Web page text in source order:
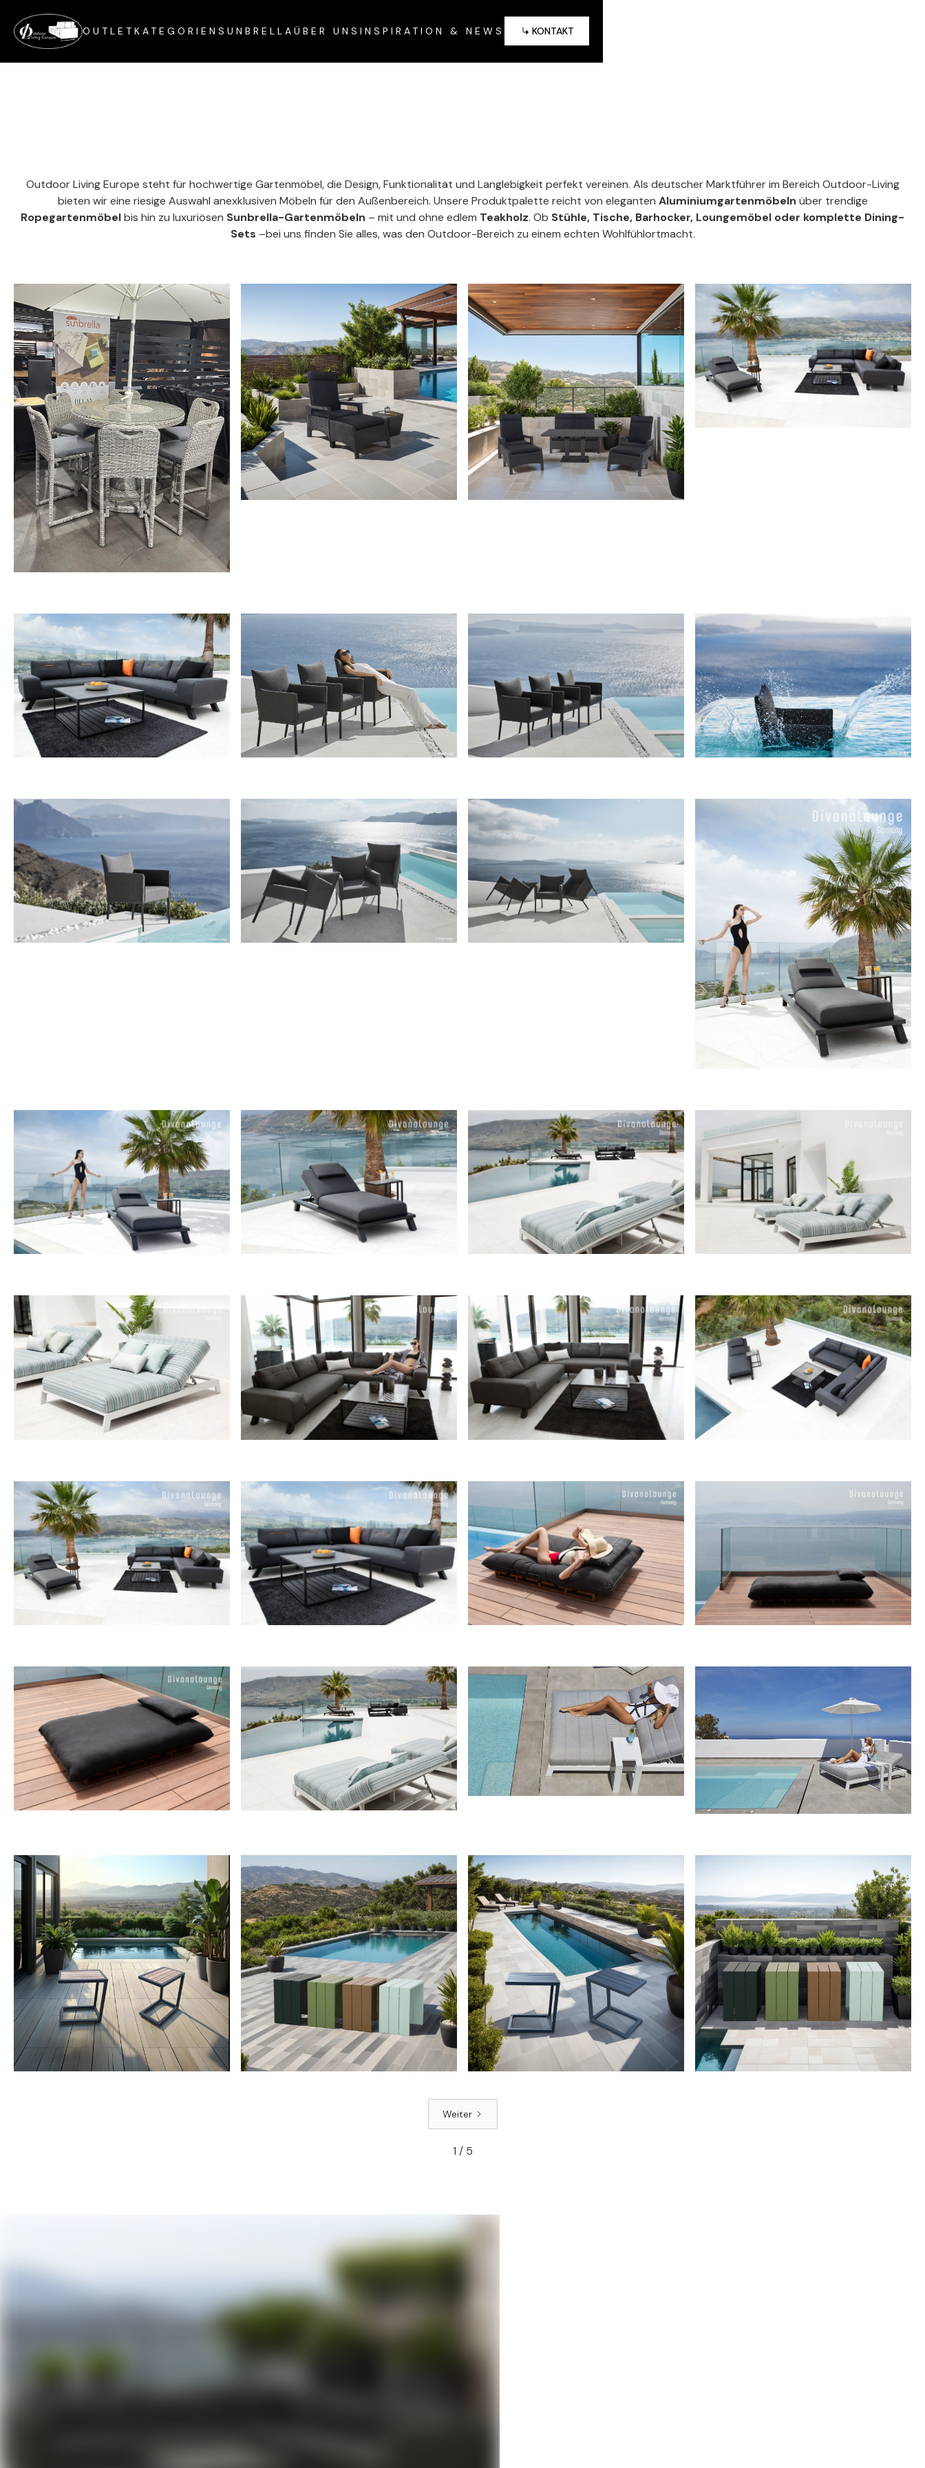
OUTLET KATEGORIEN SUNBRELLA ÜBER UNS INSPIRATION & NEWS
VIEW
KONTAKT
KONTAKT
Outdoor Living Europe steht für hochwertige Gartenmöbel, die Design, Funktionalität und Langlebigkeit perfekt vereinen. Als deutscher Marktführer im Bereich Outdoor-Living
bieten wir eine riesige Auswahl anexklusiven Möbeln für den Außenbereich. Unsere Produktpalette reicht von eleganten Aluminiumgartenmöbeln über trendige
Ropegartenmöbelbis hin zu luxuriösen Sunbrella-Gartenmöbeln – mit und ohne edlem Teakholz. Ob Stühle, Tische, Barhocker, Loungemöbel oder komplette Dining-
Sets –bei uns finden Sie alles, was den Outdoor-Bereich zu einem echten Wohlfühlortmacht.
Weiter
1 / 5